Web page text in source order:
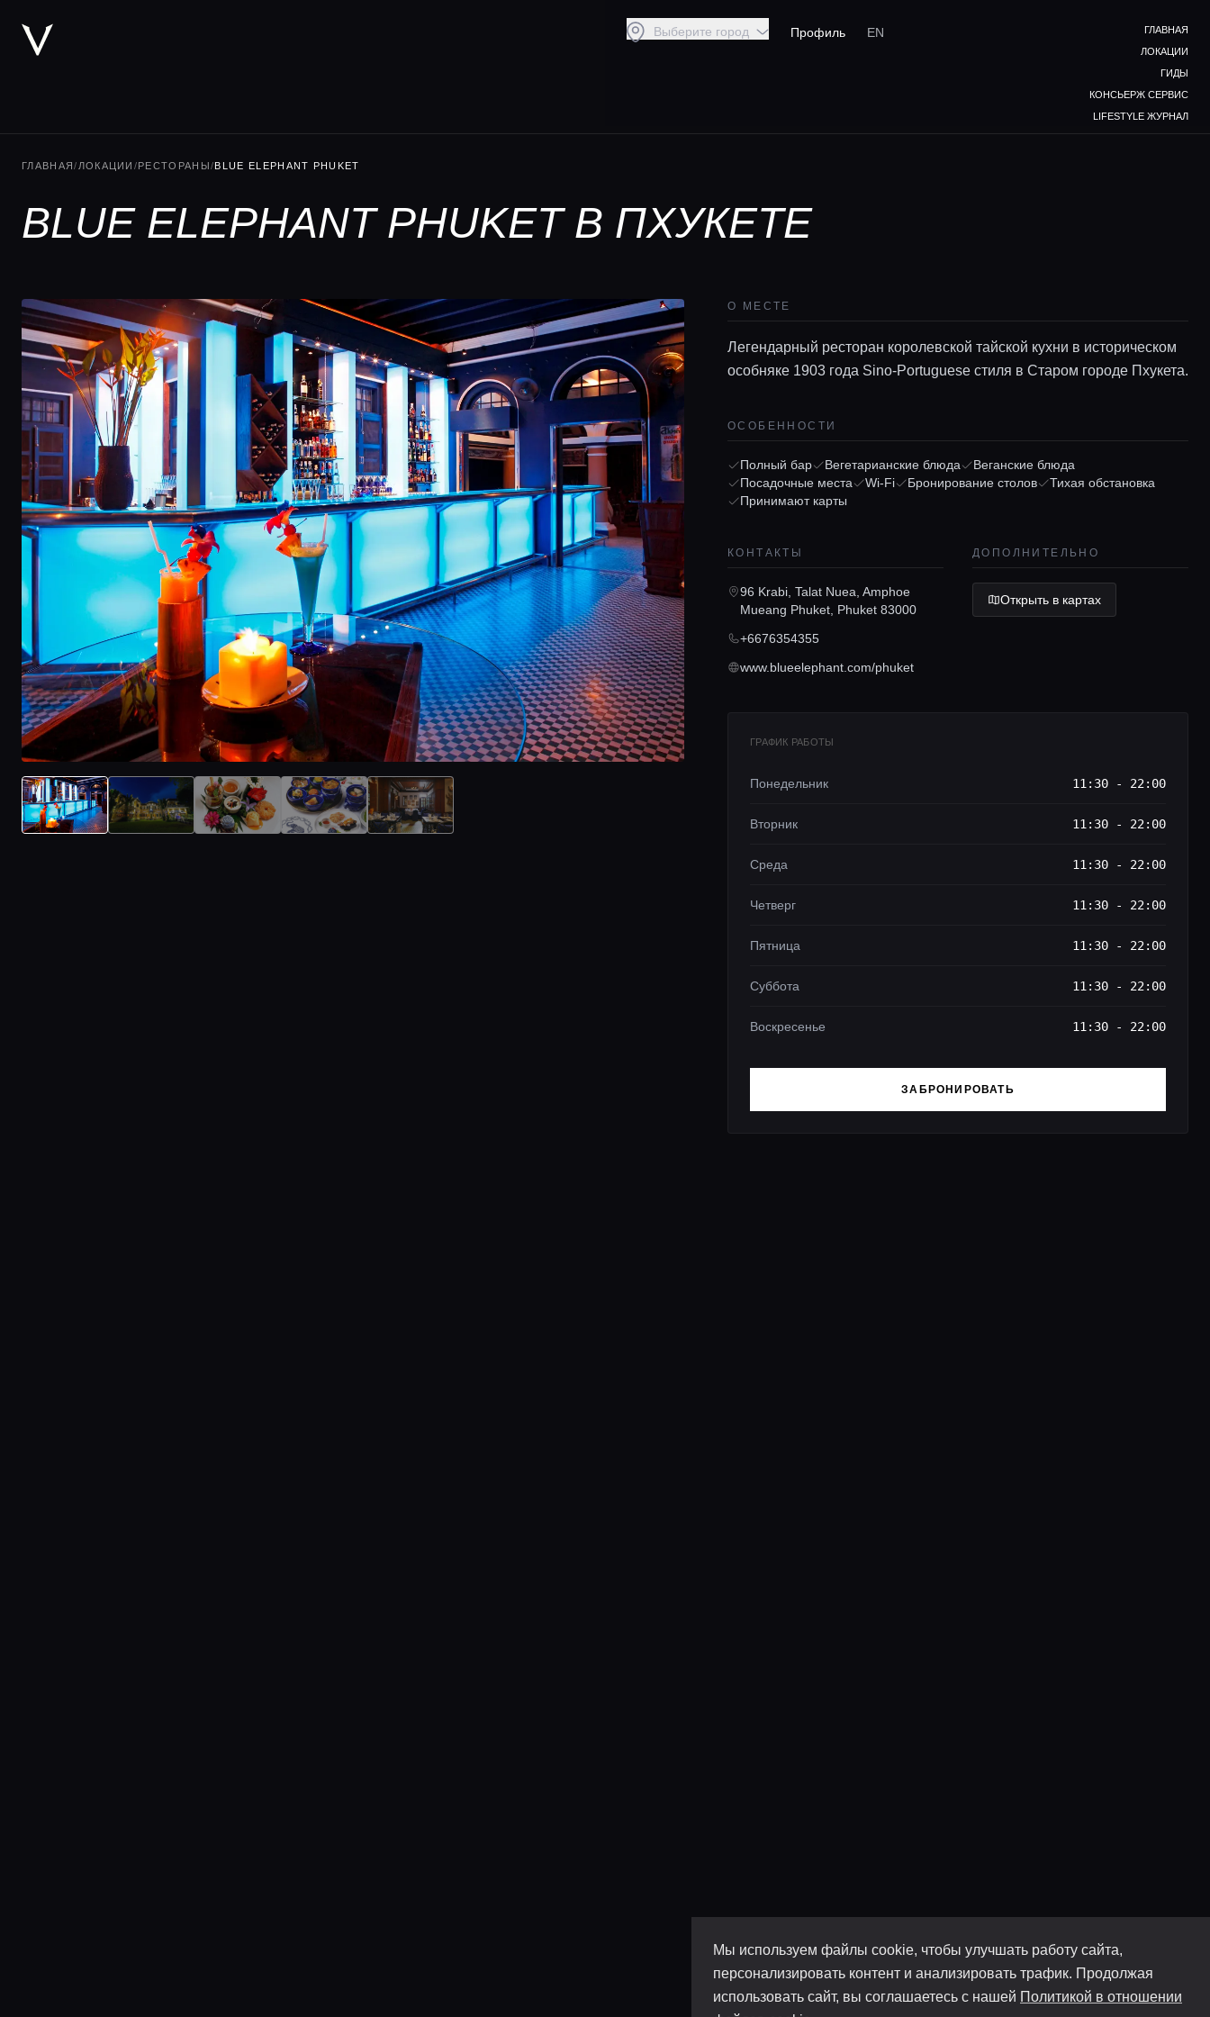
Мы используем файлы cookie, чтобы улучшать работу сайта,
персонализировать контент и анализировать трафик. Продолжая
использовать сайт, вы соглашаетесь с нашей Политикой в отношении
Выберите город Профиль EN
ГЛАВНАЯ
ЛОКАЦИИ
ГИДЫ
КОНСЬЕРЖ СЕРВИС
LIFESTYLE ЖУРНАЛ
ГЛАВНАЯ/ ЛОКАЦИИ /РЕСТОРАНЫ/BLUE ELEPHANT PHUKET
BLUE ELEPHANT PHUKET В ПХУКЕТЕ
О МЕСТЕ
Легендарный ресторан королевской тайской кухни в историческом
особняке 1903 года Sino-Portuguese стиля в Старом городе Пхукета.
ОСОБЕННОСТИ
Полный бар Вегетарианские блюда
Веганские блюда
Посадочные места
Wi-Fi Бронирование столов
Тихая обстановка
Принимают карты
КОНТАКТЫ
96 Krabi, Talat Nuea, Amphoe
Mueang Phuket, Phuket 83000
+6676354355
www.blueelephant.com/phuket
ДОПОЛНИТЕЛЬНО
Открыть в картах
ГРАФИК РАБОТЫ
Понедельник 11:30 - 22:00
Вторник 11:30 - 22:00
Среда 11:30 - 22:00
Четверг 11:30 - 22:00
Пятница 11:30 - 22:00
Суббота 11:30 - 22:00
Воскресенье 11:30 - 22:00
ЗАБРОНИРОВАТЬ